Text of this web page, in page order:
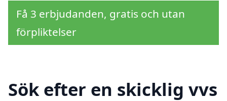
Få 3 erbjudanden, gratis och utan
förpliktelser
Sök efter en skicklig vvs